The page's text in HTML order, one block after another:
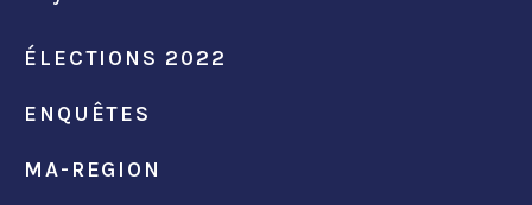
ÉLECTIONS 2022
ENQUÊTES
MA-REGION